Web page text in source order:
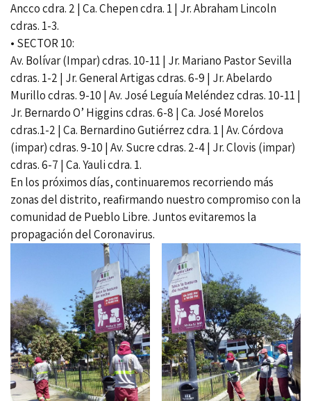
Ancco cdra. 2 | Ca. Chepen cdra. 1 | Jr. Abraham Lincoln
cdras. 1-3.
• SECTOR 10:
Av. Bolívar (Impar) cdras. 10-11 | Jr. Mariano Pastor Sevilla
cdras. 1-2 | Jr. General Artigas cdras. 6-9 | Jr. Abelardo
Murillo cdras. 9-10 | Av. José Leguía Meléndez cdras. 10-11 |
Jr. Bernardo O’ Higgins cdras. 6-8 | Ca. José Morelos
cdras.1-2 | Ca. Bernardino Gutiérrez cdra. 1 | Av. Córdova
(impar) cdras. 9-10 | Av. Sucre cdras. 2-4 | Jr. Clovis (impar)
cdras. 6-7 | Ca. Yauli cdra. 1.
En los próximos días, continuaremos recorriendo más
zonas del distrito, reafirmando nuestro compromiso con la
comunidad de Pueblo Libre. Juntos evitaremos la
propagación del Coronavirus.